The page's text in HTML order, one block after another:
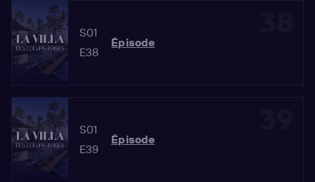
S01
E38
Épisode
S01
E39
Épisode